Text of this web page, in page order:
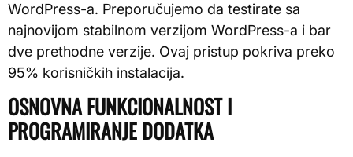
WordPress-a. Preporučujemo da testirate sa
najnovijom stabilnom verzijom WordPress-a i bar
dve prethodne verzije. Ovaj pristup pokriva preko
95% korisničkih instalacija.
OSNOVNA FUNKCIONALNOST I
PROGRAMIRANJE DODATKA